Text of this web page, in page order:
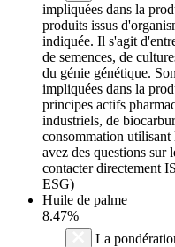
impliquées dans la
produits issus
indiquée. Il s'agit
de semences, de
du génie génétique.
impliquées dans la
principes actifs
industriels, de
consommation
avez des questions sur
contacter directement
ESG)
Huile de palme
8.47%
La